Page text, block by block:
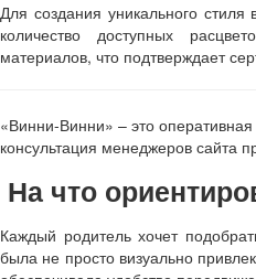
Для создания уникального
количество доступных
материалов, что подтверждает
«Винни-Винни» – это
консультация менеджеров сайта
На что
Каждый родитель хочет
была не просто визуально